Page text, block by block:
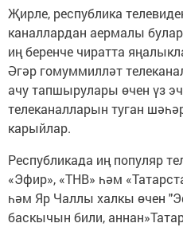
Җирле, республика
каналлардан аермалы
иң беренче чиратта
Әгәр гомуммилләт
ачу тапшырулары өчен үз
телеканалларын туган
карыйлар.
Республикада иң популяр
«Эфир», «ТНВ» һәм
һәм Яр Чаллы халкы өчен
баскычын били,